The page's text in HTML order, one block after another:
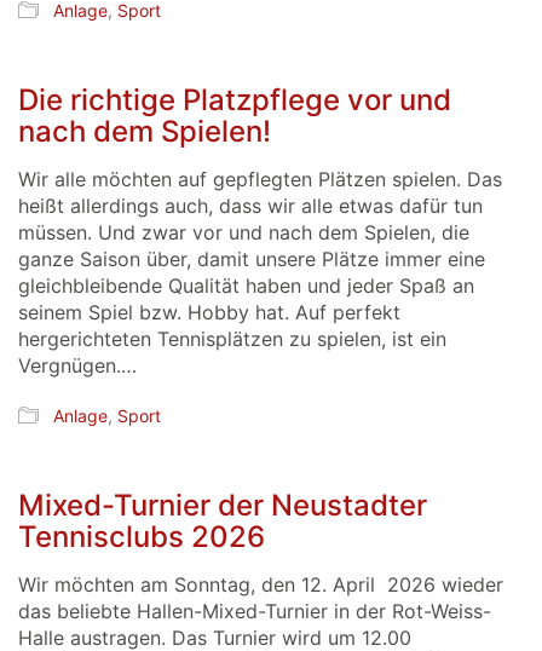
Anlage, Sport
Die richtige Platzpflege vor und
nach dem Spielen!
Wir alle möchten auf gepflegten Plätzen spielen. Das
heißt allerdings auch, dass wir alle etwas dafür tun
müssen. Und zwar vor und nach dem Spielen, die
ganze Saison über, damit unsere Plätze immer eine
gleichbleibende Qualität haben und jeder Spaß an
seinem Spiel bzw. Hobby hat. Auf perfekt
hergerichteten Tennisplätzen zu spielen, ist ein
Vergnügen.…
Anlage, Sport
Mixed-Turnier der Neustadter
Tennisclubs 2026
Wir möchten am Sonntag, den 12. April 2026 wieder
das beliebte Hallen-Mixed-Turnier in der Rot-Weiss-
Halle austragen. Das Turnier wird um 12.00